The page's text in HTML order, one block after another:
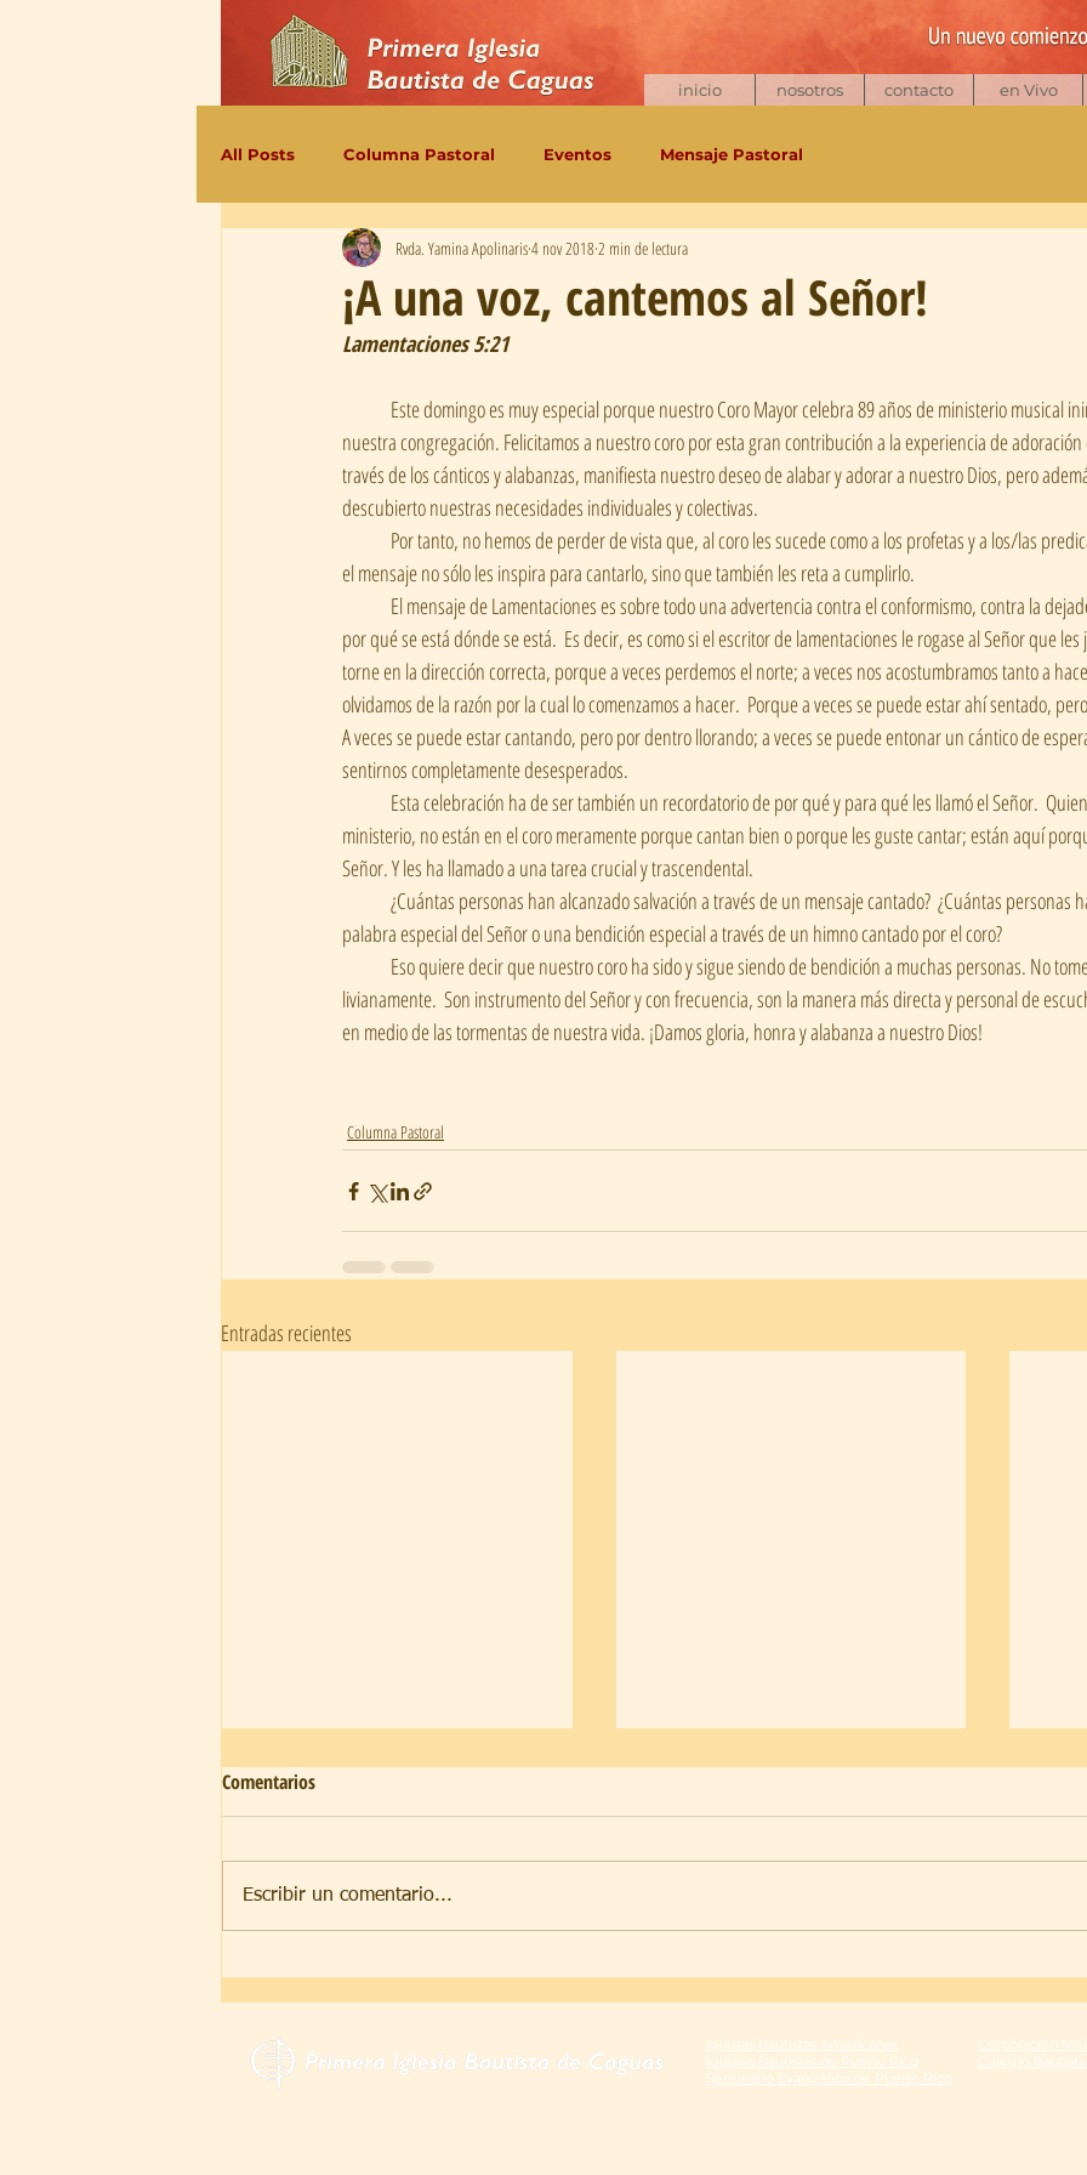
inicio nosotros contacto en Vivo
All Posts Columna Pastoral Eventos Mensaje Pastoral
¡A una voz, cantemos al Señor!
Rvda. Yamina Apolinaris4 nov 2018 2 min de lectura
Lamentaciones 5:21
nuestra congregación. Felicitamos a nuestro coro por esta gran contribución a la experiencia de
través de los cánticos y alabanzas, manifiesta nuestro deseo de alabar y adorar a nuestro Dios, pero
descubierto nuestras necesidades individuales y colectivas.
el mensaje no sólo les inspira para cantarlo, sino que también les reta a cumplirlo.
por qué se está dónde se está.  Es decir, es como si el escritor de lamentaciones le rogase al Señor que
torne en la dirección correcta, porque a veces perdemos el norte; a veces nos acostumbramos tanto a
olvidamos de la razón por la cual lo comenzamos a hacer.  Porque a veces se puede estar ahí sentado,
A veces se puede estar cantando, pero por dentro llorando; a veces se puede entonar un cántico de
sentirnos completamente desesperados.
ministerio, no están en el coro meramente porque cantan bien o porque les guste cantar; están aquí
Señor. Y les ha llamado a una tarea crucial y trascendental.
palabra especial del Señor o una bendición especial a través de un himno cantado por el coro?
livianamente.  Son instrumento del Señor y con frecuencia, son la manera más directa y personal de
en medio de las tormentas de nuestra vida. ¡Damos gloria, honra y alabanza a nuestro Dios!
Columna Pastoral
Entradas recientes
Sedientos
la
Comentarios
Escribir un comentario...
Iglesias Bautistas Americanas
Iglesias Bautistas de Puerto Rico
Seminario Evangélico de Puerto Rico
Corporación
Colegio